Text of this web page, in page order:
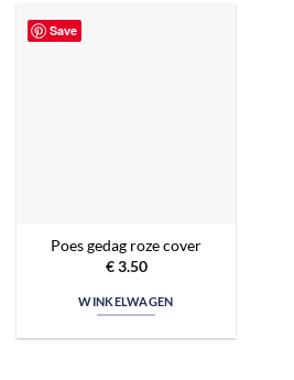
Save
Poes gedag roze cover
€3.50
WINKELWAGEN